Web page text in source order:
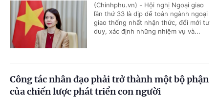
(Chinhphu.vn) - Hội nghị Ngoại giao
lần thứ 33 là dịp để toàn ngành ngoại
giao thống nhất nhận thức, đổi mới tư
duy, xác định những nhiệm vụ và...
Công tác nhân đạo phải trở thành một bộ phận
của chiến lược phát triển con người